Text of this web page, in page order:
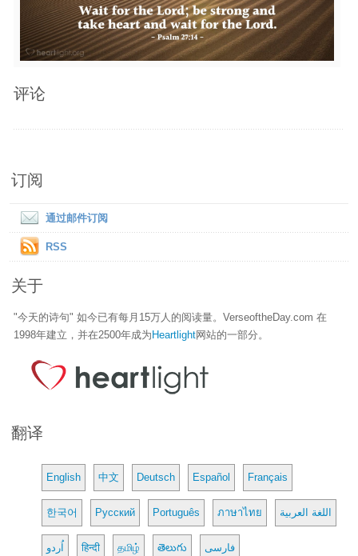
评论
订阅
通过邮件订阅
RSS
关于
"今天的诗句" 如今已有每月15万人的阅读量。VerseoftheDay.com 在
1998年建立，并在2500年成为 Heartlight网站的一部分。
翻译
English 中文 Deutsch Español Français
한국어 Русский Português ภาษาไทย اللغة العربية
اُردو हिन्दी தமிழ் తెలుగు فارسی